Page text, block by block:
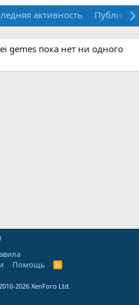
активность
gemes пока нет ни одного
Помощь
R
2026 XenForo Ltd.